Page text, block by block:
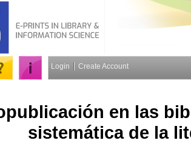
Login Create Account
en las
sistemática de la